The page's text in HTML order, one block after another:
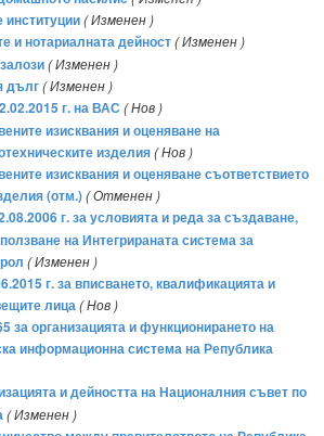
институции( Изменен )
и нотариалната дейност( Изменен )
( Изменен )
дълг( Изменен )
г. на ВАС ( Нов )
изисквания и оценяване на
изделия( Нов )
изисквания и оценяване съответствието
(отм.)( Отменен )
г. за условията и реда за създаване,
на Интегрираната система за
( Изменен )
г. за вписването, квалификацията и
лица( Нов )
за организацията и функционирането на
информационна система на Република
и дейността на Националния съвет по
( Изменен )